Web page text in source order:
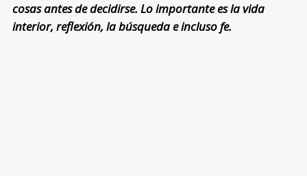
cosas antes de decidirse. Lo importante es la vida
interior, reflexión, la búsqueda e incluso fe.